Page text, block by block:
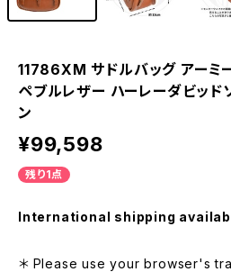
11786XM サドルバッグ アーミ
ペブルレザー ハーレーダビッ
ン
¥99,598
残り1点
International shipping
＊ Please use your browser's